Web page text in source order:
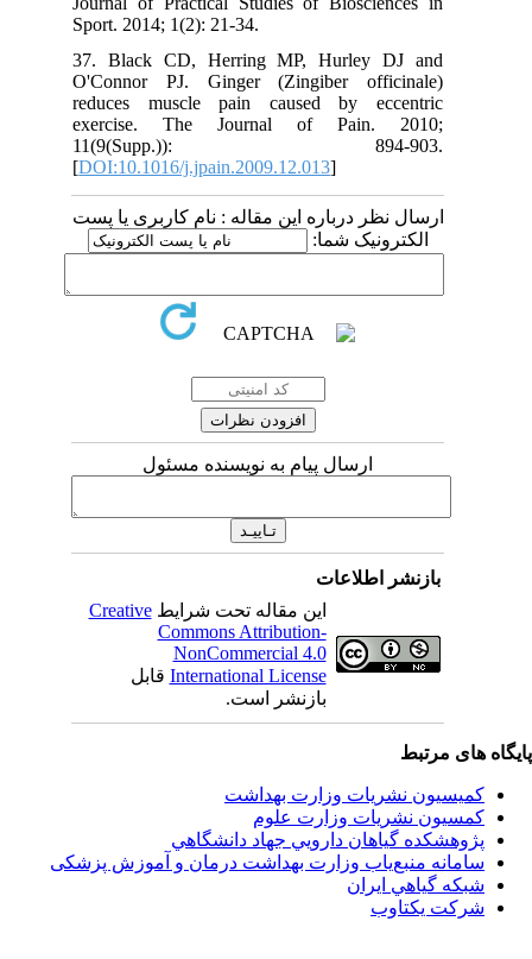
Sport. 2014; 1(2): 21-34.
37. Black CD, Herring MP, Hurley DJ and
O'Connor PJ. Ginger (Zingiber officinale)
reduces muscle pain caused by eccentric
exercise. The Journal of Pain. 2010;
11(9(Supp.)): 894-903.
[DOI:10.1016/j.jpain.2009.12.013
ارسال نظر درباره این مقاله : نام کاربری یا پست
الکترونیک شما:
ارسال پیام به نویسنده مسئول
بازنشر اطلاعات
این مقاله تحت شرایط Creative
Commons Attribution-
NonCommercial 4.0
International Licenseقابل
بازنشر است.
های مرتبط
کمیسیون نشریات وزارت بهداشت
کمسیون نشریات وزارت علوم
پژوهشكده گياهان دارويي جهاد دانشگاهي
سامانه منبع‌ياب وزارت بهداشت درمان و آموزش پزشکی
شبكه گياهي ايران
شرکت یکتاوب